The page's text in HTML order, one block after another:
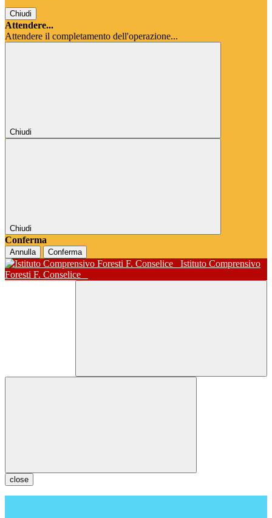
Chiudi
Attendere...
Attendere il completamento dell'operazione...
Chiudi
Chiudi
Conferma
Annulla Conferma
Istituto Comprensivo
Foresti F. Conselice
close